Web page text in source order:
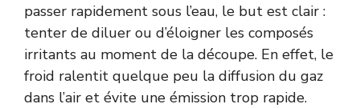
passer rapidement sous l’eau, le but est clair :
tenter de diluer ou d’éloigner les composés
irritants au moment de la découpe. En effet, le
froid ralentit quelque peu la diffusion du gaz
dans l’air et évite une émission trop rapide.